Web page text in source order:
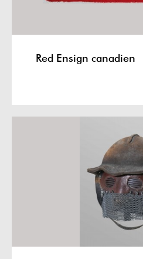
Red Ensign canadien